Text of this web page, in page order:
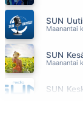
SUN
Maanantai
SUN
Maanantai
SUN